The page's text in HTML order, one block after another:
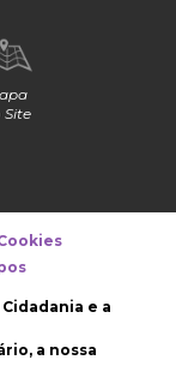
Site
e a
a nossa